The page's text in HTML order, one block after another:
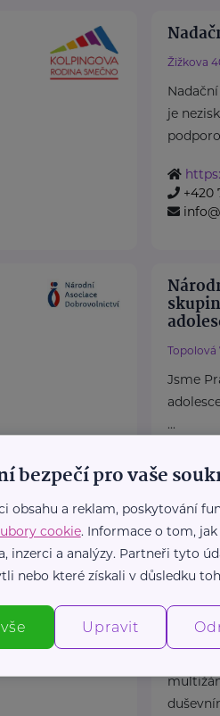
Žižkova
je
+420
Topolová
Jsme
...
Týdny
bezpečí pro vaše
obsahu a reklam, poskytování
cookie. Informace o tom,
inzerci a analýzy. Partneři tyto
nebo které získali v důsledku
Upravit